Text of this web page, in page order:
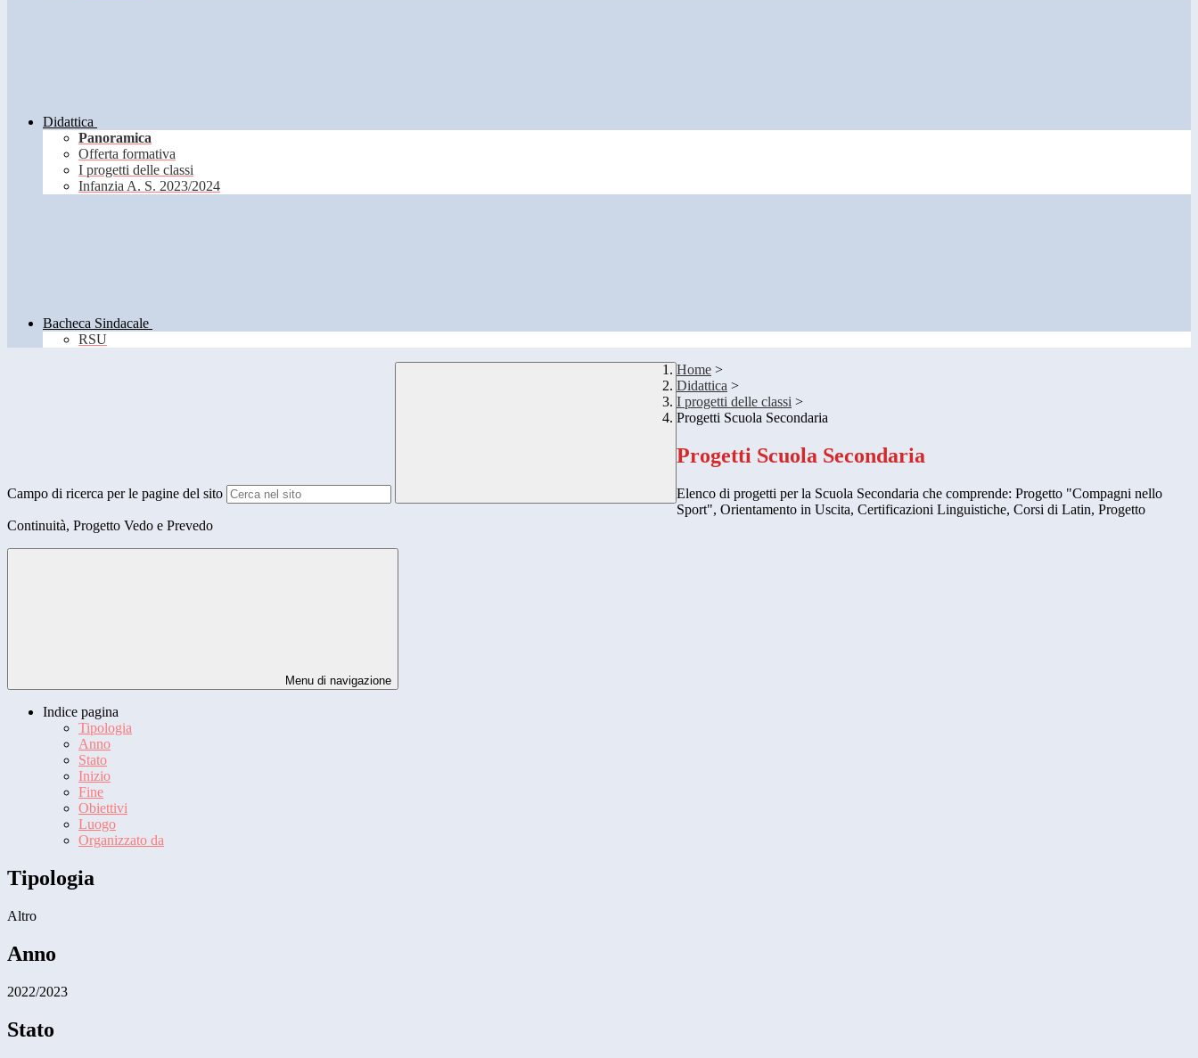
Didattica
Panoramica
Offerta formativa
I progetti delle classi
Infanzia A. S. 2023/2024
Bacheca Sindacale
RSU
Campo di ricerca per le pagine del sito
Home >
Didattica >
I progetti delle classi >
Progetti Scuola Secondaria
Progetti Scuola Secondaria
Elenco di progetti per la Scuola Secondaria che comprende: Progetto "Compagni nello
Sport", Orientamento in Uscita, Certificazioni Linguistiche, Corsi di Latin, Progetto
Continuità, Progetto Vedo e Prevedo
Menu di navigazione
Indice pagina
Tipologia
Anno
Stato
Inizio
Fine
Obiettivi
Luogo
Organizzato da
Tipologia
Altro
Anno
2022/2023
Stato